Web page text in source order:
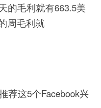
的毛利就有663.5美
周毛利就
荐这5个Facebook兴